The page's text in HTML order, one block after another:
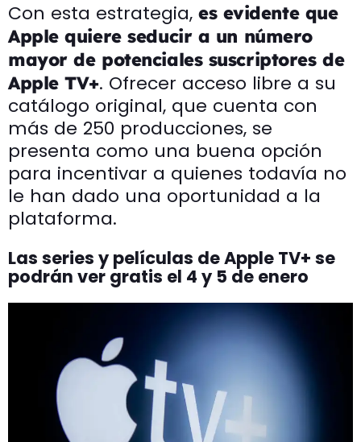
Con esta estrategia, es evidente que
Apple quiere seducir a un número
mayor de potenciales suscriptores de
Apple TV+. Ofrecer acceso libre a su
catálogo original, que cuenta con
más de 250 producciones, se
presenta como una buena opción
para incentivar a quienes todavía no
le han dado una oportunidad a la
plataforma.
Las series y películas de Apple TV+ se
podrán ver gratis el 4 y 5 de enero